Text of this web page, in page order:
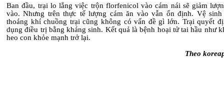
Ban đầu, trại lo lắng việc trộn florfenicol vào cám nái sẽ giảm
vào. Nhưng trên thực tế lượng cám ăn vào vẫn ổn định. Vệ
thoáng khí chuồng trại cũng không có vấn đề gì lớn. Trại quyết
dụng điều trị bằng kháng sinh. Kết quả là bệnh hoại tử tai hầu như
heo con khỏe mạnh trở lại.
Theo